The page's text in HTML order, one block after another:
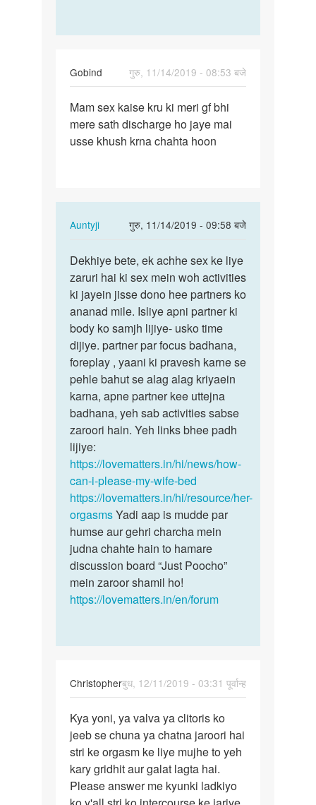
Gobind
गुरु, 11/14/2019 - 08:53 बजे
Mam
sex
kaise
Mam sex kaise kru ki meri gf bhi
mere sath discharge ho jaye mai
usse khush krna chahta hoon
Auntyji
गुरु, 11/14/2019 - 09:58 बजे
In
to
Mam
sex
kaise
kru
ki
meri
gf…
by
Gobind
Dekhiye
bete,
ek
achhe
sex…
Dekhiye bete, ek achhe sex ke liye
zaruri hai ki sex mein woh activities
ki jayein jisse dono hee partners ko
ananad mile. Isliye apni partner ki
body ko samjh lijiye- usko time
dijiye. partner par focus badhana,
foreplay , yaani ki pravesh karne se
pehle bahut se alag alag kriyaein
karna, apne partner kee uttejna
badhana, yeh sab activities sabse
zaroori hain. Yeh links bhee padh
lijiye:
https://lovematters.in/hi/news/how-
can-i-please-my-wife-bed
https://lovematters.in/hi/resource/her-
orgasmsYadi aap is mudde par
humse aur gehri charcha mein
judna chahte hain to hamare
discussion board “Just Poocho”
mein zaroor shamil ho!
https://lovematters.in/en/forum
Christopherबुध, 12/11/2019 - 03:31 पूर्वान्ह
Kya
yoni,
ya
valva
ya…
Kya yoni, ya valva ya clitoris ko
jeeb se chuna ya chatna jaroori hai
stri ke orgasm ke liye mujhe to yeh
kary gridhit aur galat lagta hai.
Please answer me kyunki ladkiyo